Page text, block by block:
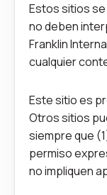
Estos sitios
no deben
Franklin
cualquier
Este sitio es
Otros sitios
siempre que
permiso
no impliquen